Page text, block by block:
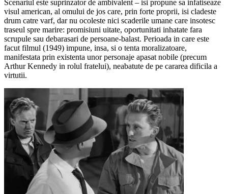
Scenariul este suprinzator de ambivalent – isi propune sa infatiseaze
visul american, al omului de jos care, prin forte proprii, isi cladeste
drum catre varf, dar nu ocoleste nici scaderile umane care insotesc
traseul spre marire: promisiuni uitate, oportunitati inhatate fara
scrupule sau debarasari de persoane-balast. Perioada in care este
facut filmul (1949) impune, insa, si o tenta moralizatoare,
manifestata prin existenta unor personaje apasat nobile (precum
Arthur Kennedy in rolul fratelui), neabatute de pe cararea dificila a
virtutii.